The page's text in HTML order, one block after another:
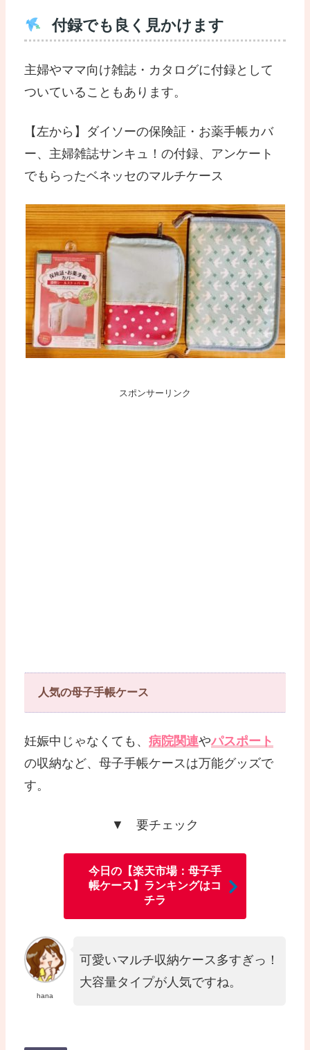
付録でも良く見かけます
主婦やママ向け雑誌・カタログに付録として
ついていることもあります。
【左から】ダイソーの保険証・お薬手帳カバ
ー、主婦雑誌サンキュ！の付録、アンケート
でもらったベネッセのマルチケース
スポンサーリンク
人気の母子手帳ケース
妊娠中じゃなくても、病院関連やパスポート
の収納など、母子手帳ケースは万能グッズで
す。
▼ 要チェック
今日の【楽天市場：母子手
帳ケース】ランキングはコ
チラ
hana
可愛いマルチ収納ケース多すぎっ！
大容量タイプが人気ですね。